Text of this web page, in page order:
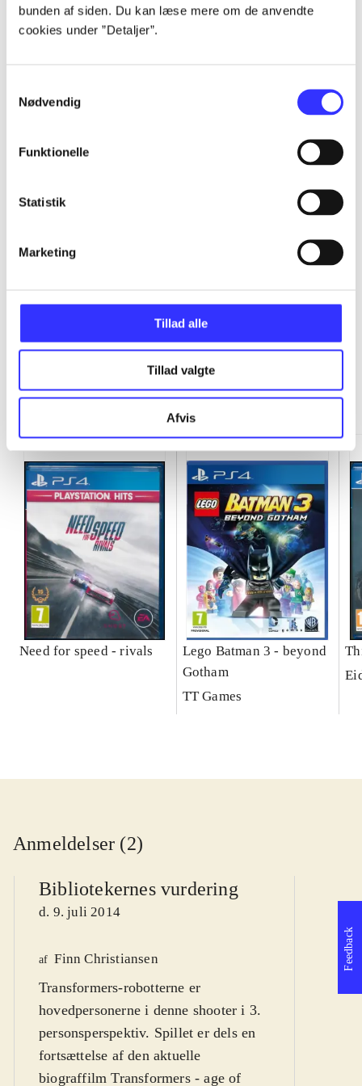
bunden af siden. Du kan læse mere om de anvendte
cookies under ”Detaljer”.
Nødvendig
Funktionelle
Statistik
Marketing
Tillad alle
Tillad valgte
Afvis
Alle registrerede artikler fordelt på udgivelser
Minder om
Need for speed - rivals
Lego Batman 3 - beyond
Gotham
TT Games
Anmeldelser (2)
Bibliotekernes vurdering
d. 9. juli 2014
af Finn Christiansen
Transformers-robotterne er
hovedpersonerne i denne shooter i 3.
personsperspektiv. Spillet er dels en
fortsættelse af den aktuelle
biograffilm Transformers - age of
Feedback